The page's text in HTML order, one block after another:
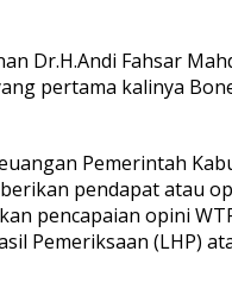
Dr.H.Andi Fahsar
pertama kalinya
Pemerintah
pendapat atau
pencapaian opini
Pemeriksaan (LHP)